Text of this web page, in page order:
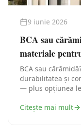
9 iunie 2026
BCA sau
materiale
construiești în
BCA sau
durabilitatea și
— plus opțiunea
Citește mai mult